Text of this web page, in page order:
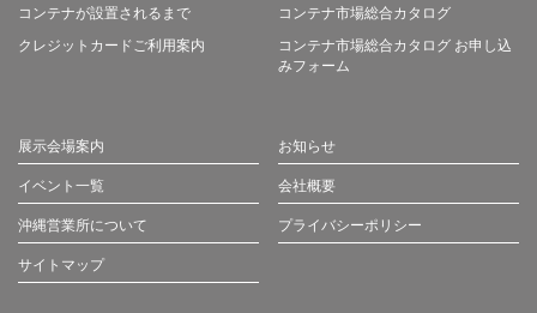
コンテナが設置されるまで
クレジットカードご利用案内
コンテナ市場総合カタログ
コンテナ市場総合カタログ お申し込
みフォーム
展示会場案内 お知らせ
イベント一覧 会社概要
沖縄営業所について プライバシーポリシー
サイトマップ